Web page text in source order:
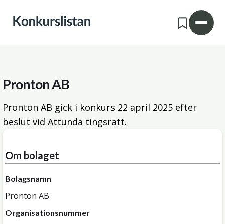
Pronton AB
Pronton AB gick i konkurs 22 april 2025 efter
beslut vid Attunda tingsrätt.
Om bolaget
Bolagsnamn
Pronton AB
Organisationsnummer